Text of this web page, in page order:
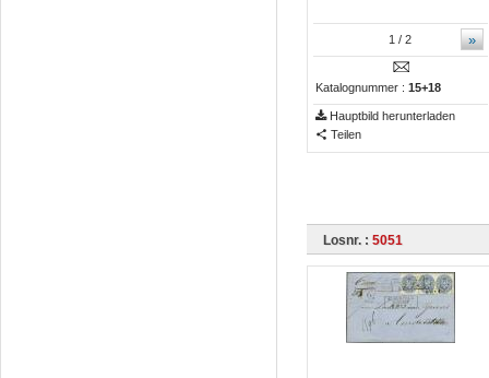
»
1 / 2
Katalognummer : 15+18
Hauptbild herunterladen
Teilen
Losnr. : 5051